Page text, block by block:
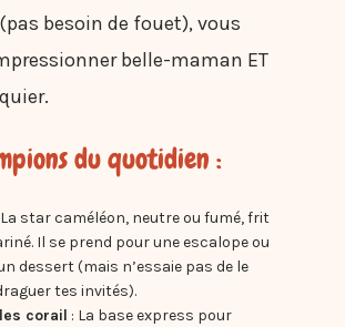
besoin de fouet), vous
belle-maman ET
du quotidien :
La star caméléon, neutre ou fumé, frit
Il se prend pour une escalope ou
dessert (mais n’essaie pas de le
tes invités).
corail : La base express pour